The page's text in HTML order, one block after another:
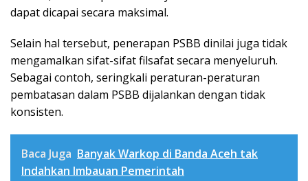
dapat dicapai secara maksimal.
Selain hal tersebut, penerapan PSBB dinilai juga tidak
mengamalkan sifat-sifat filsafat secara menyeluruh.
Sebagai contoh, seringkali peraturan-peraturan
pembatasan dalam PSBB dijalankan dengan tidak
konsisten.
Baca Juga Banyak Warkop di Banda Aceh tak
Indahkan Imbauan Pemerintah